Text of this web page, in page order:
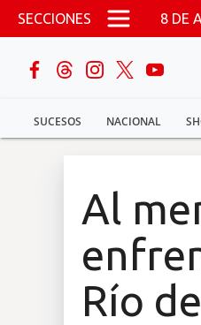
Pasar al contenido principal
SECCIONES 8 DE
SUCESOS NACIONAL
buscar
Sucesos
Al
Río